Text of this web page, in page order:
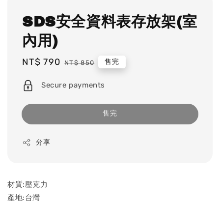
SDS安全資料表存放架(室
內用)
Sale
NT$ 790 Regular
NT$ 850 售完
Secure payments
售完
分享
材質:壓克力
產地:台灣